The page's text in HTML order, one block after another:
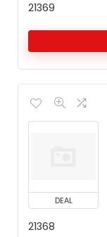
21369
DEAL
21368